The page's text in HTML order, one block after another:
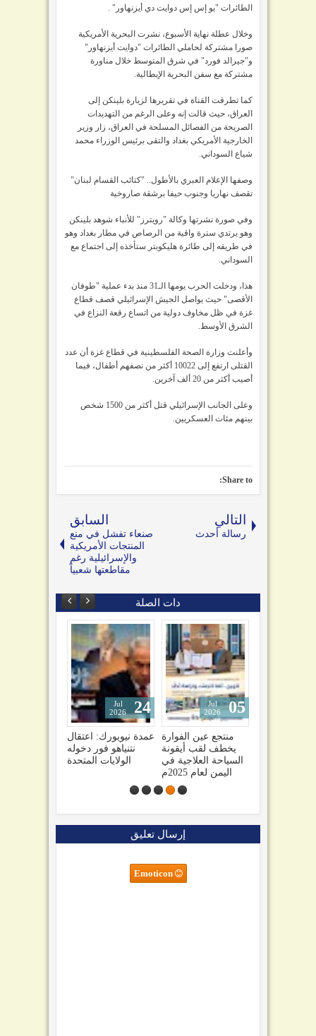
الطائرات "يو إس إس دوايت دي أيزنهاور" .
وخلال عطلة نهاية الأسبوع، نشرت البحرية الأمريكية
صورا مشتركة لحاملي الطائرات "دوايت أيزنهاور"
و"جيرالد فورد" في شرق المتوسط خلال مناورة
مشتركة مع سفن البحرية الإيطالية.
كما تطرقت القناة في تقريرها لزيارة بلينكن إلى
العراق، حيث قالت إنه وعلى الرغم من التهديدات
الصريحة من الفصائل المسلحة في العراق، زار وزير
الخارجية الأمريكي بغداد والتقى برئيس الوزراء محمد
شياع السوداني.
وصفها الإعلام العبري بالأطول.. "كتائب القسام لبنان"
تقصف نهاريا وجنوب حيفا برشقة صاروخية
وفي صورة نشرتها وكالة "رويترز" للأنباء شوهد بلينكن
وهو يرتدي سترة واقية من الرصاص في مطار بغداد وهو
في طريقه إلى طائرة هليكوبتر ستأخذه إلى اجتماع مع
السوداني.
هذا، ودخلت الحرب يومها الـ31 منذ بدء عملية "طوفان
الأقصى" حيث يواصل الجيش الإسرائيلي قصف قطاع
غزة في ظل مخاوف دولية من اتساع رقعة النزاع في
الشرق الأوسط.
وأعلنت وزارة الصحة الفلسطينية في قطاع غزة أن عدد
القتلى ارتفع إلى 10022 أكثر من نصفهم أطفال، فيما
أصيب أكثر من 20 ألف آخرين.
وعلى الجانب الإسرائيلي قتل أكثر من 1500 شخص
بينهم مئات العسكريين.
Share to:
التالي
رسالة أحدث
السابق
صنعاء تفشل في منع
المنتجات الأمريكية
والإسرائيلية رغم
مقاطعتها شعبياً
دات الصلة
عمدة نيويورك:
24
منتجع عين الفوارة
يخطف لقب أيقونة
السياحة العلاجية في
اليمن لعام 2025م
05
Jul
2026
صنعاء تهدد السعودية
وتحذيرات من تفاقم
الأزمة اليمنية1
Jul
2026
إرسال تعليق
Emoticon